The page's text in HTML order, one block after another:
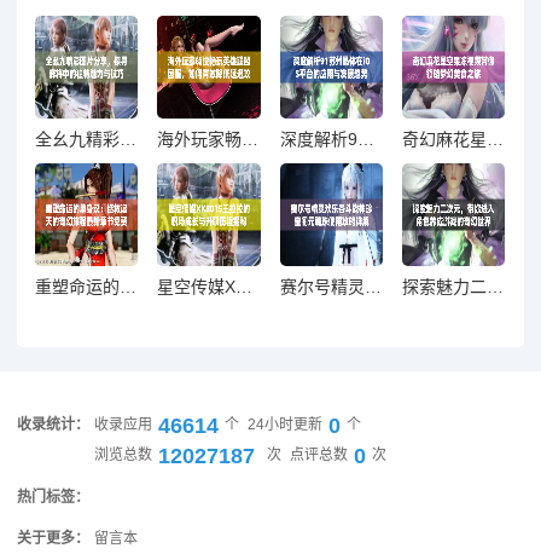
重塑命运的单身汉：拯救诸天的奇幻旅程最新章节免费阅读 星空传媒XK8015王拉拉的职场成长与升职历程揭秘 赛尔号精灵欢乐谷斗战神珍宝阁元魂珠使用攻略详解 探索魅力二次元，带你进入角色养成游戏的奇幻世界
收录统计： 收录应用 46614 个 24小时更新 0 个
浏览总数 12027187 次 点评总数 0 次
热门标签：
关于更多： 留言本